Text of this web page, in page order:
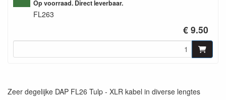
Op voorraad. Direct leverbaar.
FL263
€ 9.50
Zeer degelijke DAP FL26 Tulp - XLR kabel in diverse lengtes